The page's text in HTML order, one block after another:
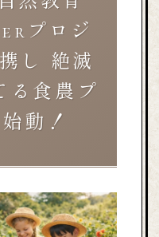
プロジ
し 絶滅
る食農プ
動！